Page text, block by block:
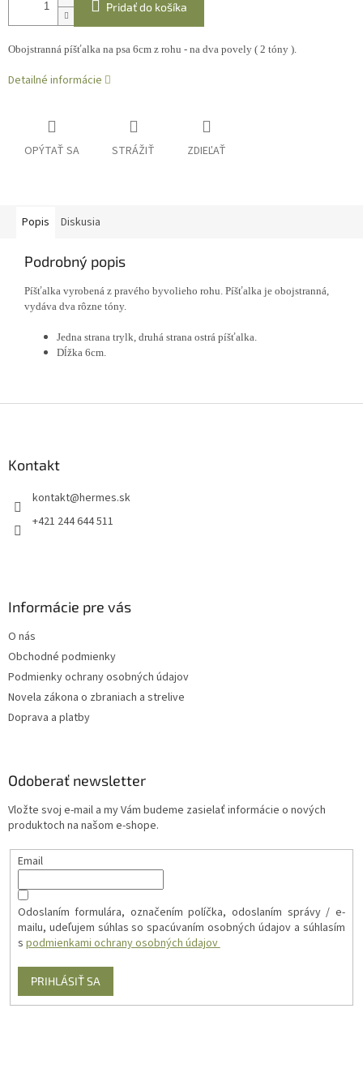
Pridať do košíka
Obojstranná píšťalka na psa 6cm z rohu - na dva povely ( 2 tóny ).
Detailné informácie
OPÝTAŤ SA STRÁŽIŤ ZDIEĽAŤ
Popis Diskusia
Podrobný popis
Píšťalka vyrobená z pravého byvolieho rohu. Píšťalka je obojstranná,
vydáva dva rôzne tóny.
Jedna strana trylk, druhá strana ostrá píšťalka.
Dĺžka 6cm.
Kontakt
kontakt@hermes.sk
+421 244 644 511
Informácie pre vás
O nás
Obchodné podmienky
Podmienky ochrany osobných údajov
Novela zákona o zbraniach a strelive
Doprava a platby
Odoberať newsletter
Vložte svoj e-mail a my Vám budeme zasielať informácie o nových
produktoch na našom e-shope.
Email
Odoslaním formulára, označením políčka, odoslaním správy / e-
mailu, udeľujem súhlas so spacúvaním osobných údajov a súhlasím
s podmienkami ochrany osobných údajov
PRIHLÁSIŤ SA